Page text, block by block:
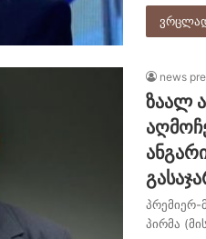
news
ზაალ
პრემიერ-
პირმა